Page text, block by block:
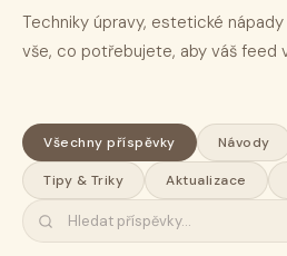
FAQ
Language 🇨🇿
Vzhled
Techniky úpravy, estetické
vše, co potřebujete, aby váš feed
Všechny příspěvky Návody
Tipy & Triky Aktualizace